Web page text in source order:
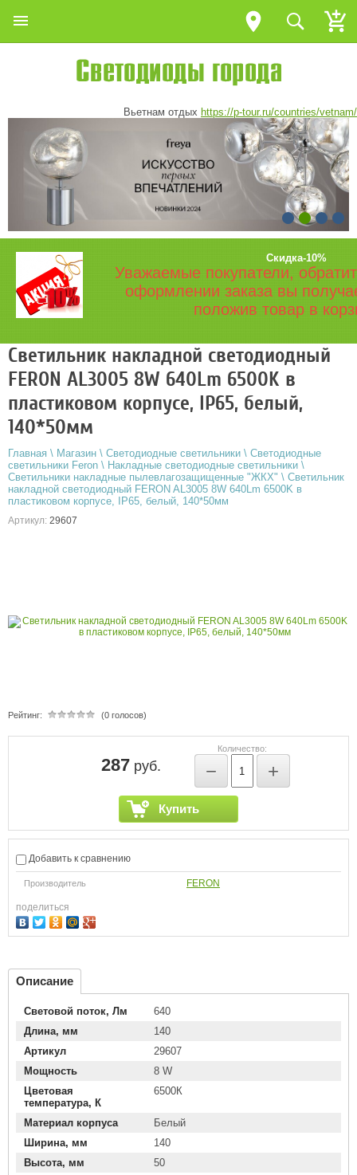
Вьетнам отдых https://p-tour.ru/countries/vetnam/
Скидка-10%
Уважаемые покупатели,
оформлении заказа вы
положив товар в
Светильник накладной светодиодный
FERON AL3005 8W 640Lm 6500K в
пластиковом корпусе, IP65, белый,
140*50мм
Главная \ Магазин \ Светодиодные светильники \ Светодиодные
светильники Feron \ Накладные светодиодные светильники \
Светильники накладные пылевлагозащищенные "ЖКХ" \ Светильник
накладной светодиодный FERON AL3005 8W 640Lm 6500K в
пластиковом корпусе, IP65, белый, 140*50мм
Артикул: 29607
Рейтинг: (0 голосов)
287руб.
Количество:
− +
Купить
Добавить к сравнению
Производитель FERON
поделиться
Описание
Световой поток, Лм
640
Длина, мм
140
Артикул
29607
Мощность
8 W
Цветовая
температура, К
6500К
Материал корпуса
Белый
Ширина, мм
140
Высота, мм
50